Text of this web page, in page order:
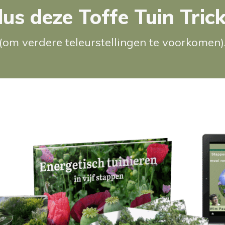
deze Toffe Tuin
verdere teleurstellingen te